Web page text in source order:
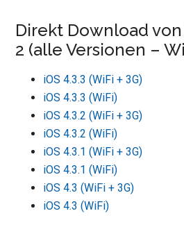
Direkt Download von
2 (alle Versionen –
iOS 4.3.3 (WiFi + 3G)
iOS 4.3.3 (WiFi)
iOS 4.3.2 (WiFi + 3G)
iOS 4.3.2 (WiFi)
iOS 4.3.1 (WiFi + 3G)
iOS 4.3.1 (WiFi)
iOS 4.3 (WiFi + 3G)
iOS 4.3 (WiFi)